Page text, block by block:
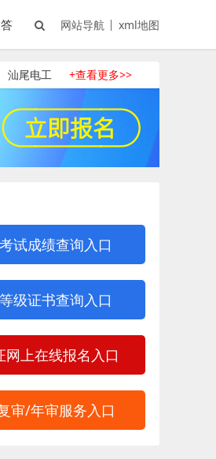
网站导航 xml地图
汕尾电工 +查看更多>>
试成绩查询入口
级证书查询入口
网上在线报名入口
审/年审服务入口